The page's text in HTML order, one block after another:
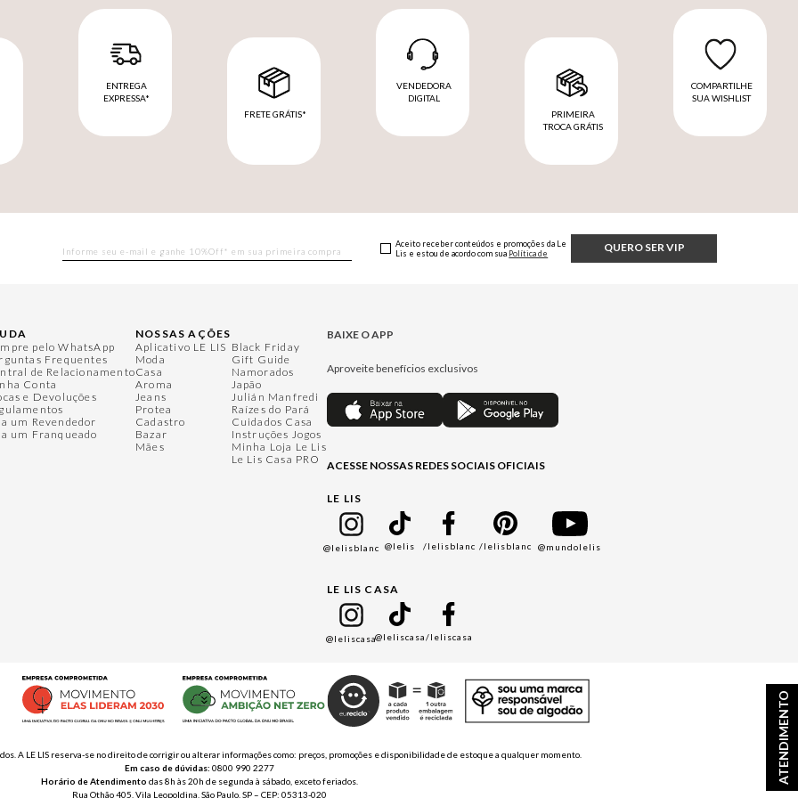
ATENDIMENTO
ENTREGA
EXPRESSA*
FRETE GRÁTIS*
VENDEDORA
DIGITAL
PRIMEIRA
TROCA GRÁTIS
COMPARTILHE
SUA WISHLIST
QUERO SER VIP
Aceito receber conteúdos e promoções da Le
Lis e estou de acordo com sua Política de
pelo WhatsApp
Frequentes
de Relacionamento
Conta
e Devoluções
um Revendedor
um Franqueado
NOSSAS AÇÕES
Aplicativo LE LIS
Moda
Casa
Aroma
Jeans
Protea
Cadastro
Bazar
Mães
Black Friday
Gift Guide
Namorados
Japão
Julián Manfredi
Raízes do Pará
Cuidados Casa
Instruções Jogos
Minha Loja Le Lis
Le Lis Casa PRO
BAIXE O APP
Aproveite benefícios exclusivos
ACESSE NOSSAS REDES SOCIAIS OFICIAIS
LE LIS
@lelisblanc @lelis /lelisblanc /lelisblanc @mundolelis
LE LIS CASA
@leliscasa@leliscasa/leliscasa
A LE LIS reserva-se no direito de corrigir ou alterar informações como: preços, promoções e disponibilidade de estoque a qualquer momento.
Em caso de dúvidas: 0800 990 2277
Horário de Atendimento das 8h às 20h de segunda à sábado, exceto feriados.
Rua Othão 405, Vila Leopoldina, São Paulo, SP – CEP: 05313-020